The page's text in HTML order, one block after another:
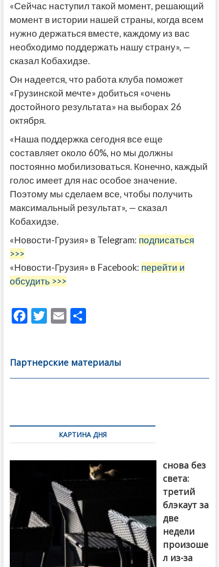
«Сейчас наступил такой момент, решающий
момент в истории нашей страны, когда всем
нужно держаться вместе, каждому из вас
необходимо поддержать нашу страну», —
сказал Кобахидзе.
Он надеется, что работа клуба поможет
«Грузинской мечте» добиться «очень
достойного результата» на выборах 26
октября.
«Наша поддержка сегодня все еще
составляет около 60%, но мы должны
постоянно мобилизоваться. Конечно, каждый
голос имеет для нас особое значение.
Поэтому мы сделаем все, чтобы получить
максимальный результат», — сказал
Кобахидзе.
«Новости-Грузия» в Telegram: подписаться
>>>
«Новости-Грузия» в Facebook: перейти и
обсудить >>>
F
b
o
T
er
E
l
О
а
в
Партнерские материалы
по
записямКАРТИНА ДНЯ
снова без
света:
третий
блэкаут за
две
недели
произоше
л из-за